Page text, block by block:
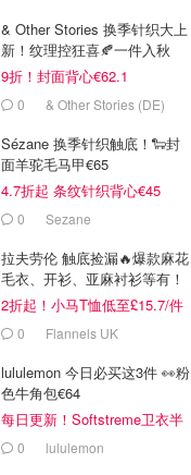
& Other Stories 换季针织大上
新！纹理控狂喜🍂一件入秋
9折！封面背心€62.1
0 & Other Stories (DE)
Sézane 换季针织触底！🐑封
面羊驼毛马甲€65
4.7折起 条纹针织背心€45
0 Sezane
拉夫劳伦 触底捡漏🔥爆款麻花
毛衣、开衫、亚麻衬衫等有！
2折起！小马T恤低至£15.7/件
0 Flannels UK
lululemon 今日必买这3件 👀粉
色牛角包€64
每日更新！Softstreme卫衣半
价 0 lululemon